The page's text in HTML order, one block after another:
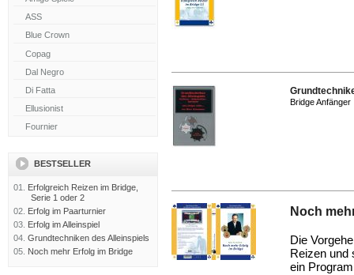
BESTSELLER
01. Erfolgreich Reizen im Bridge,
Serie 1 oder 2
02. Erfolg im Paarturnier
03. Erfolg im Alleinspiel
04. Grundtechniken des Alleinspiels
05. Noch mehr Erfolg im Bridge
Bridge Anfänger
Noch
Die
Reizen und
ein